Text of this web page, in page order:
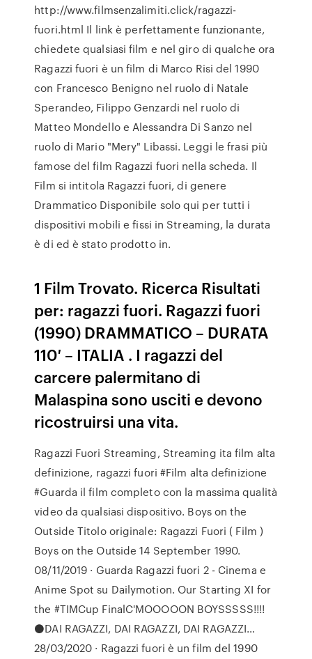
http://www.filmsenzalimiti.click/ragazzi-
fuori.html Il link è perfettamente funzionante,
chiedete qualsiasi film e nel giro di qualche ora
Ragazzi fuori è un film di Marco Risi del 1990
con Francesco Benigno nel ruolo di Natale
Sperandeo, Filippo Genzardi nel ruolo di
Matteo Mondello e Alessandra Di Sanzo nel
ruolo di Mario "Mery" Libassi. Leggi le frasi più
famose del film Ragazzi fuori nella scheda. Il
Film si intitola Ragazzi fuori, di genere
Drammatico Disponibile solo qui per tutti i
dispositivi mobili e fissi in Streaming, la durata
è di ed è stato prodotto in.
1 Film Trovato. Ricerca Risultati
per: ragazzi fuori. Ragazzi fuori
(1990) DRAMMATICO – DURATA
110′ – ITALIA . I ragazzi del
carcere palermitano di
Malaspina sono usciti e devono
ricostruirsi una vita.
Ragazzi Fuori Streaming, Streaming ita film alta
definizione, ragazzi fuori #Film alta definizione
#Guarda il film completo con la massima qualità
video da qualsiasi dispositivo. Boys on the
Outside Titolo originale: Ragazzi Fuori ( Film )
Boys on the Outside 14 September 1990.
08/11/2019 · Guarda Ragazzi fuori 2 - Cinema e
Anime Spot su Dailymotion. Our Starting XI for
the #TIMCup FinalC'MOOOOON BOYSSSSS!!!!
⚫DAI RAGAZZI, DAI RAGAZZI, DAI RAGAZZI…
28/03/2020 · Ragazzi fuori è un film del 1990